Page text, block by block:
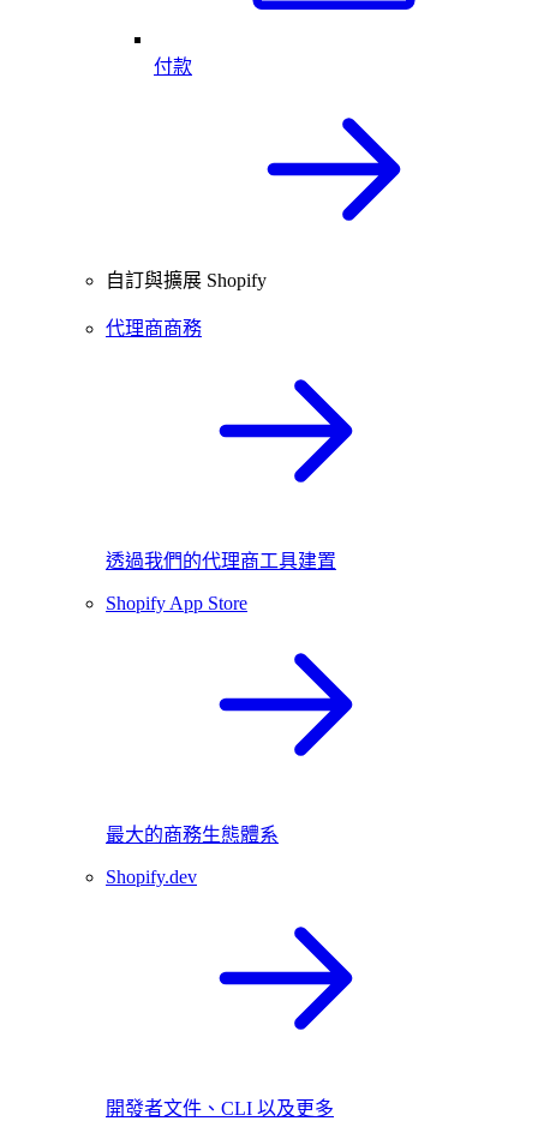
付款
自訂與擴展 Shopify
代理商商務
透過我們的代理商工具建置
Shopify App Store
最大的商務生態體系
Shopify.dev
開發者文件、CLI 以及更多